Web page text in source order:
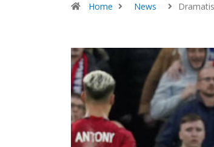
Home News